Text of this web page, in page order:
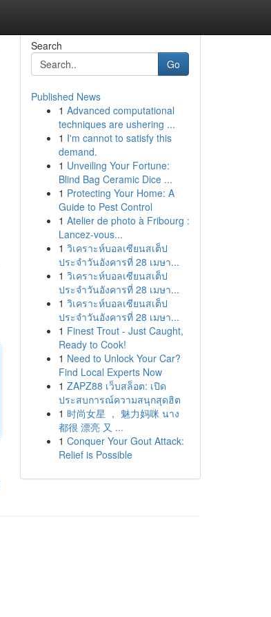
Search
Go
Published News
1 Advanced computational
techniques are ushering ...
1 I'm cannot to satisfy this
demand.
1 Unveiling Your Fortune:
Blind Bag Ceramic Dice ...
1 Protecting Your Home: A
Guide to Pest Control
1 Atelier de photo à Fribourg :
Lancez-vous...
1 วิเคราะห์บอลเซียนสเต็ป
ประจำวันอังคารที่ 28 เมษา...
1 วิเคราะห์บอลเซียนสเต็ป
ประจำวันอังคารที่ 28 เมษา...
1 วิเคราะห์บอลเซียนสเต็ป
ประจำวันอังคารที่ 28 เมษา...
1 Finest Trout - Just Caught,
Ready to Cook!
1 Need to Unlock Your Car?
Find Local Experts Now
1 ZAPZ88 เว็บสล็อต: เปิด
ประสบการณ์ความสนุกสุดฮิต
1 时尚女星 ， 魅力妈咪 นาง
都很 漂亮 又 ...
1 Conquer Your Gout Attack:
Relief is Possible